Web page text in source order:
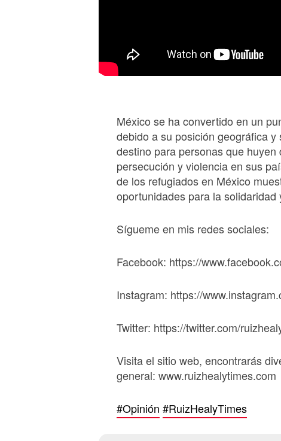
México se ha convertido en un
debido a su posición geográfica
destino para personas que
persecución y violencia en sus
de los refugiados en México
oportunidades para la solidaridad
Sígueme en mis redes sociales:
Facebook: https://
Instagram: https://
Twitter: https://twitter.com/
Visita el sitio web, encontrarás
general: www.ruizhealytimes.com
#Opinión #RuizHealyTimes